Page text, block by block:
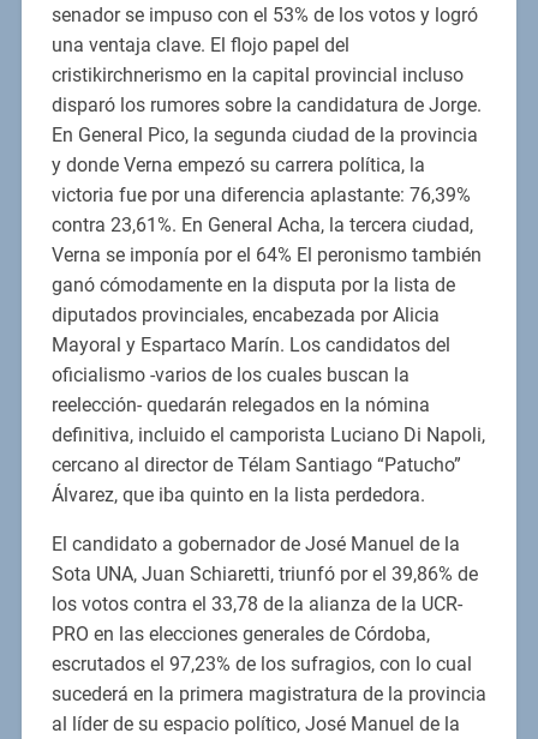
senador se impuso con el 53% de los votos y logró
una ventaja clave. El flojo papel del
cristikirchnerismo en la capital provincial incluso
disparó los rumores sobre la candidatura de Jorge.
En General Pico, la segunda ciudad de la provincia
y donde Verna empezó su carrera política, la
victoria fue por una diferencia aplastante: 76,39%
contra 23,61%. En General Acha, la tercera ciudad,
Verna se imponía por el 64% El peronismo también
ganó cómodamente en la disputa por la lista de
diputados provinciales, encabezada por Alicia
Mayoral y Espartaco Marín. Los candidatos del
oficialismo -varios de los cuales buscan la
reelección- quedarán relegados en la nómina
definitiva, incluido el camporista Luciano Di Napoli,
cercano al director de Télam Santiago “Patucho”
Álvarez, que iba quinto en la lista perdedora.
El candidato a gobernador de José Manuel de la
Sota UNA, Juan Schiaretti, triunfó por el 39,86% de
los votos contra el 33,78 de la alianza de la UCR-
PRO en las elecciones generales de Córdoba,
escrutados el 97,23% de los sufragios, con lo cual
sucederá en la primera magistratura de la provincia
al líder de su espacio político, José Manuel de la